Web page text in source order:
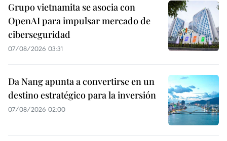
Grupo vietnamita se asocia con
OpenAI para impulsar mercado de
ciberseguridad
07/08/2026 03:31
Da Nang apunta a convertirse en un
destino estratégico para la inversión
07/08/2026 02:00